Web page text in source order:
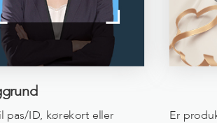
pas/ID, kørekort eller
Er